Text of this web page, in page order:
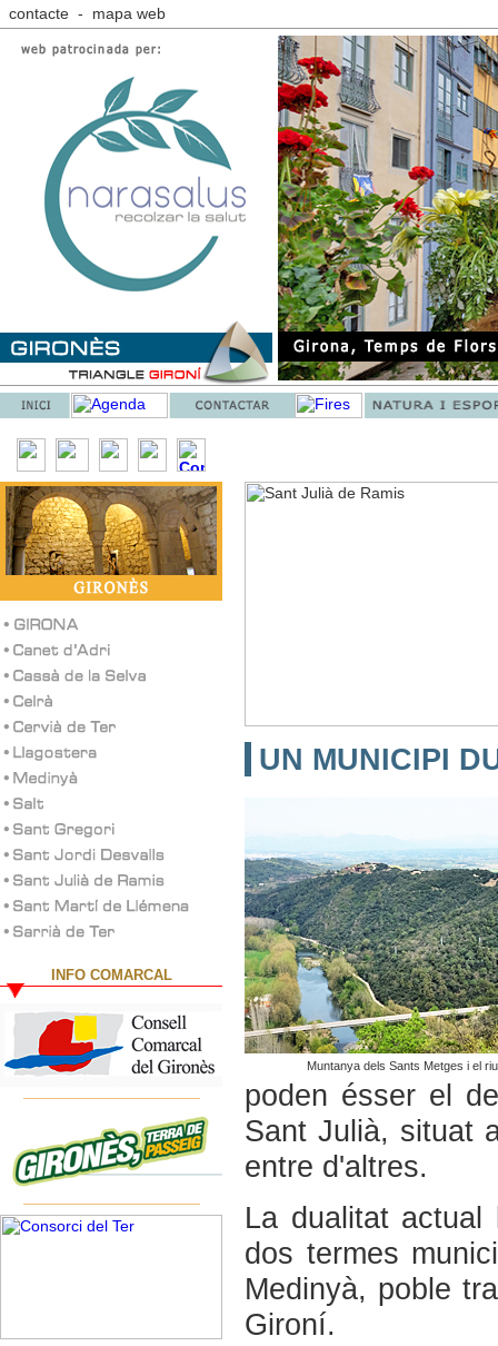
contacte - mapa web
INFO COMARCAL
UN MUNICIPI
Muntanya dels Sants Metges i el
poden ésser el
Sant Julià, situat
entre d'altres.
La dualitat
dos termes
Medinyà, poble
Gironí.